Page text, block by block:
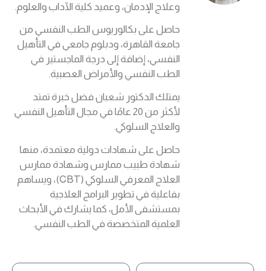
وعلاج الإدمان، وعميد كلية الآداب والعلوم.
حاصل على بكالوريوس الطب النفسي من
جامعة القاهرة، ودبلوم جامعي في التأهيل
النفسي، إضافة إلى درجة الماجستير في
الطب النفسي والأمراض العصبية.
يمتلك الدكتور شعبان فضل خبرة تمتد
لأكثر من 20 عامًا في مجال التأهيل النفسي
والعلاج السلوكي.
حاصل على شهادات دولية معتمدة، منها
شهادة طبيب ممارس وشهادة ممارس
العلاج المعرفي السلوكي (CBT)، ويساهم
بفاعلية في تطوير البرامج العلاجية
بمستشفى الأمل، كما يشارك في الأبحاث
العلمية المتخصصة في الطب النفسي.